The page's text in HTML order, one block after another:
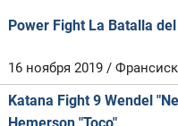
Power Fight La Batalla
16 ноября 2019 /
Katana Fight 9 Wendel